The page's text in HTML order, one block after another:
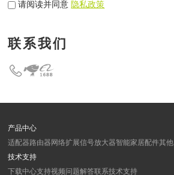
请阅读并同意隐私政策
联系我们
产品中心
适配器路由器网络扩展信号放大器智能家居配件其他
技术支持
下载中心支持视频问题解答联系技术支持